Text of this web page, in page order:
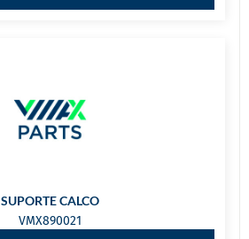
SUPORTE CALCO
VMX890021